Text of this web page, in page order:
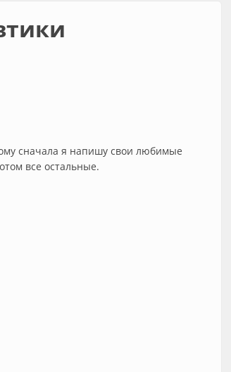
сначала я напишу свои любимые
все остальные.